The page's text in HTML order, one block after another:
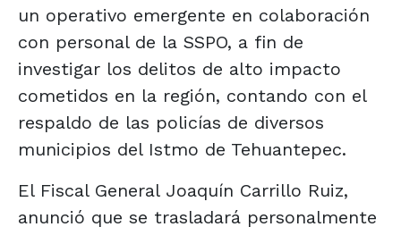
un operativo emergente en colaboración
con personal de la SSPO, a fin de
investigar los delitos de alto impacto
cometidos en la región, contando con el
respaldo de las policías de diversos
municipios del Istmo de Tehuantepec.
El Fiscal General Joaquín Carrillo Ruiz,
anunció que se trasladará personalmente